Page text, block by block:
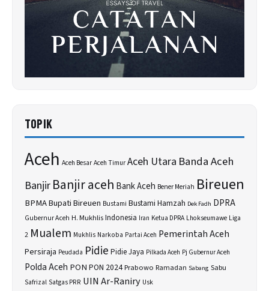
TOPIK
Aceh Aceh BesarAceh TimurAceh Utara Banda Aceh
BanjirBanjir aceh Bank Aceh Bener Meriah Bireuen
BPMABupati Bireuen Bustami Bustami Hamzah Dek Fadh DPRA
Gubernur Aceh H. MukhlisIndonesia Iran Ketua DPRA Lhokseumawe Liga
2 Mualem Mukhlis Narkoba Partai Aceh Pemerintah Aceh
Persiraja Peudada Pidie Pidie Jaya Pilkada Aceh Pj Gubernur Aceh
Polda Aceh PON PON 2024Prabowo Ramadan Sabang Sabu
Safrizal Satgas PRR UIN Ar-Raniry Usk